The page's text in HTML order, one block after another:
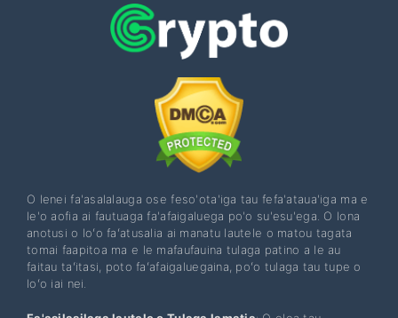
O lenei fa'asalalauga ose feso'ota'iga tau fefa'ataua'iga ma e
le'o aofia ai fautuaga fa'afaigaluega po'o su'esu'ega. O lona
anotusi o loʻo faʻatusalia ai manatu lautele o matou tagata
tomai faapitoa ma e le mafaufauina tulaga patino a le au
faitau taʻitasi, poto faʻafaigaluegaina, poʻo tulaga tau tupe o
loʻo iai nei.